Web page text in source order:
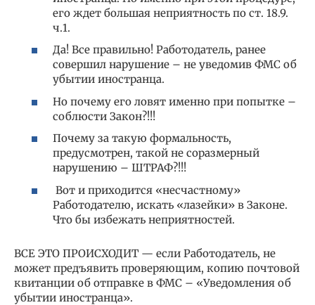
его ждет большая неприятность по ст. 18.9.
ч.1.
Да! Все правильно! Работодатель, ранее
совершил нарушение – не уведомив ФМС об
убытии иностранца.
Но почему его ловят именно при попытке –
соблюсти Закон?!!!
Почему за такую формальность,
предусмотрен, такой не соразмерный
нарушению – ШТРАФ?!!!
Вот и приходится «несчастному»
Работодателю, искать «лазейки» в Законе.
Что бы избежать неприятностей.
ВСЕ ЭТО ПРОИСХОДИТ — если Работодатель, не
может предъявить проверяющим, копию почтовой
квитанции об отправке в ФМС – «Уведомления об
убытии иностранца».